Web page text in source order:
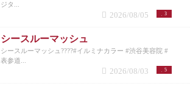
ジタ...
3
2026/08/05
シースルーマッシュ
シースルーマッシュ????#イルミナカラー #渋谷美容院 #
表参道...
5
2026/08/03